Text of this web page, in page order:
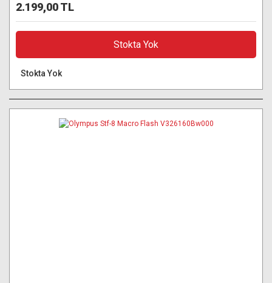
2.199,00 TL
Stokta Yok
Stokta Yok